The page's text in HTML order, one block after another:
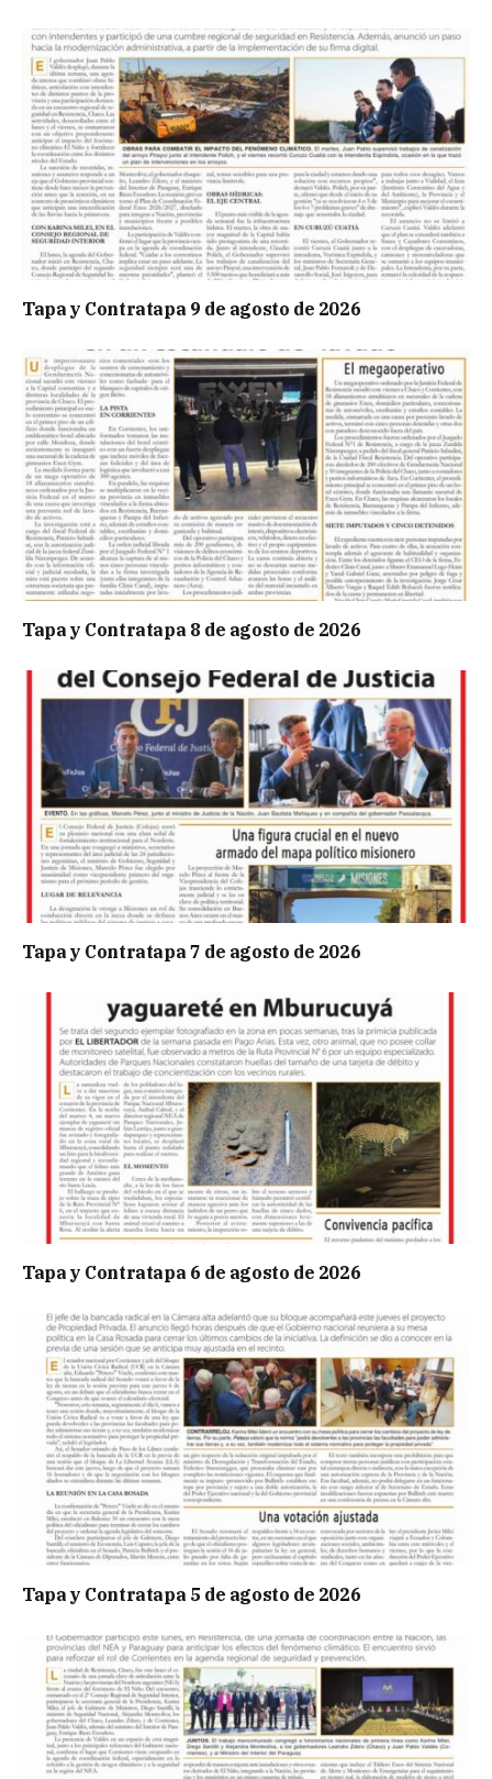
Tapa y Contratapa 9 de agosto de 2026
Tapa y Contratapa 8 de agosto de 2026
Tapa y Contratapa 7 de agosto de 2026
Tapa y Contratapa 6 de agosto de 2026
Tapa y Contratapa 5 de agosto de 2026